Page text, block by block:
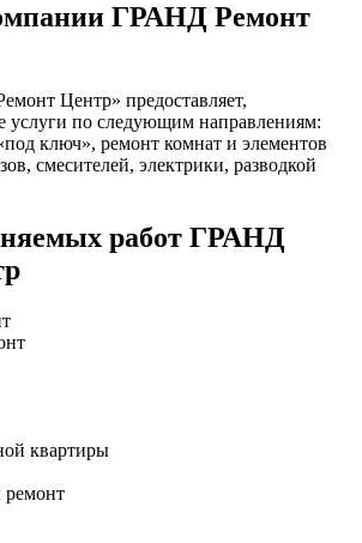
ГРАНД Ремонт
Центр» предоставляет,
услуги по следующим направлениям:
ключ», ремонт комнат и элементов
смесителей, электрики, разводкой
работ ГРАНД
квартиры
ремонт